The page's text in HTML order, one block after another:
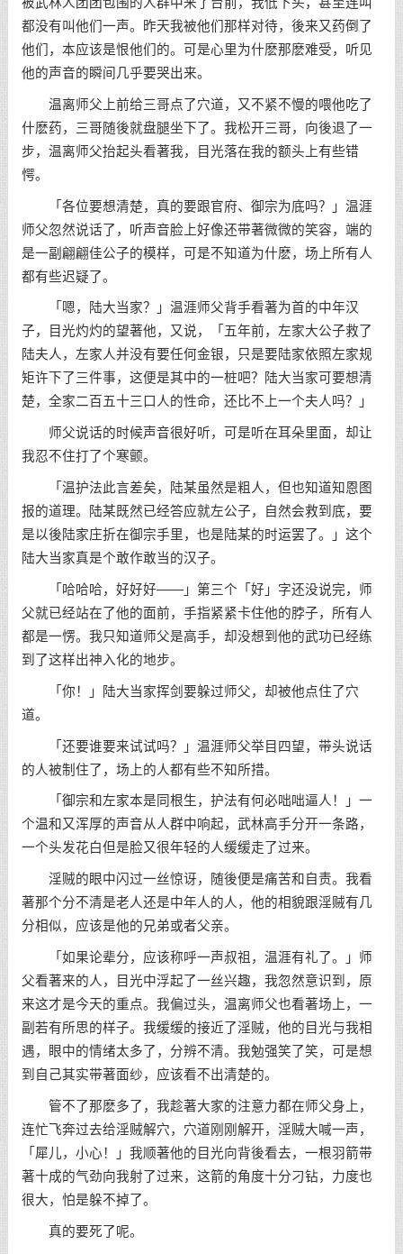
都没有叫他们一声。昨天我被他们那样对待，後来又药倒了
他们，本应该是恨他们的。可是心里为什麽那麽难受，听见
他的声音的瞬间几乎要哭出来。
温离师父上前给三哥点了穴道，又不紧不慢的喂他吃了
什麽药，三哥随後就盘腿坐下了。我松开三哥，向後退了一
步，温离师父抬起头看著我，目光落在我的额头上有些错
愕。
「各位要想清楚，真的要跟官府、御宗为底吗？」温涯
师父忽然说话了，听声音脸上好像还带著微微的笑容，端的
是一副翩翩佳公子的模样，可是不知道为什麽，场上所有人
都有些迟疑了。
「嗯，陆大当家？」温涯师父背手看著为首的中年汉
子，目光灼灼的望著他，又说，「五年前，左家大公子救了
陆夫人，左家人并没有要任何金银，只是要陆家依照左家规
矩许下了三件事，这便是其中的一桩吧？陆大当家可要想清
楚，全家二百五十三口人的性命，还比不上一个夫人吗？」
师父说话的时候声音很好听，可是听在耳朵里面，却让
我忍不住打了个寒颤。
「温护法此言差矣，陆某虽然是粗人，但也知道知恩图
报的道理。陆某既然已经答应就左公子，自然会救到底，要
是以後陆家庄折在御宗手里，也是陆某的时运罢了。」这个
陆大当家真是个敢作敢当的汉子。
「哈哈哈，好好好——」第三个「好」字还没说完，师
父就已经站在了他的面前，手指紧紧卡住他的脖子，所有人
都是一愣。我只知道师父是高手，却没想到他的武功已经练
到了这样出神入化的地步。
「你！」陆大当家挥剑要躲过师父，却被他点住了穴
道。
「还要谁要来试试吗？」温涯师父举目四望，带头说话
的人被制住了，场上的人都有些不知所措。
「御宗和左家本是同根生，护法有何必咄咄逼人！」一
个温和又浑厚的声音从人群中响起，武林高手分开一条路，
一个头发花白但是脸又很年轻的人缓缓走了过来。
淫贼的眼中闪过一丝惊讶，随後便是痛苦和自责。我看
著那个分不清是老人还是中年人的人，他的相貌跟淫贼有几
分相似，应该是他的兄弟或者父亲。
「如果论辈分，应该称呼一声叔祖，温涯有礼了。」师
父看著来的人，目光中浮起了一丝兴趣，我忽然意识到，原
来这才是今天的重点。我偏过头，温离师父也看著场上，一
副若有所思的样子。我缓缓的接近了淫贼，他的目光与我相
遇，眼中的情绪太多了，分辨不清。我勉强笑了笑，可是想
到自己其实带著面纱，应该看不出清楚的。
管不了那麽多了，我趁著大家的注意力都在师父身上，
连忙飞奔过去给淫贼解穴，穴道刚刚解开，淫贼大喊一声，
「犀儿，小心！」我顺著他的目光向背後看去，一根羽箭带
著十成的气劲向我射了过来，这箭的角度十分刁钻，力度也
很大，怕是躲不掉了。
真的要死了呢。